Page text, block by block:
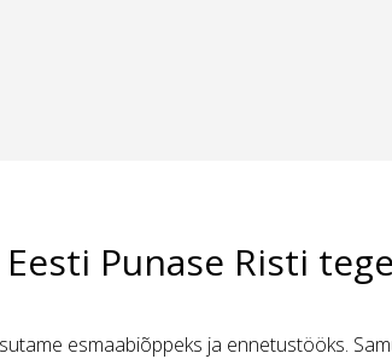
Punase Risti
esmaabiõppeks ja ennetustööks.